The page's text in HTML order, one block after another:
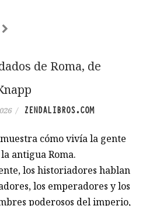
de Roma, de
/ ZENDALIBROS.COM
cómo vivía la gente
antigua Roma.
los historiadores hablan
los emperadores y los
poderosos del imperio,